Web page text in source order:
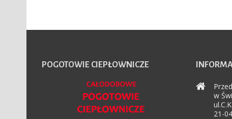
POGOTOWIE CIEPŁOWNICZE
w
21-